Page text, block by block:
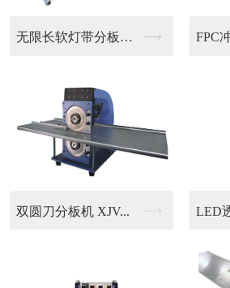
无限长软灯带分板机 ... FPC冲压式分板机
LED透镜折板机 X...